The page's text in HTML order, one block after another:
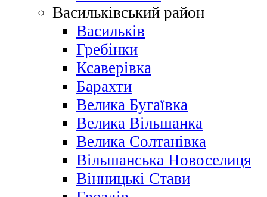
Васильківський район
Васильків
Гребінки
Ксаверівка
Барахти
Велика Бугаївка
Велика Вільшанка
Велика Солтанівка
Вільшанська Новоселиця
Вінницькі Стави